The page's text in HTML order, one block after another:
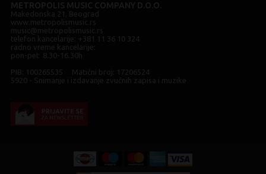
METROPOLIS MUSIC COMPANY D.O.O.
Makedonska 21, Beograd
www.metropolismusic.rs
music@metropolismusic.rs
telefon kancelarije:
+381 11 36 10 324
radno vreme kancelarije:
pon-pet 8.30-16.30h
PIB: 100265535 Matični broj: 17206524
5920 - Snimanje i izdavanje zvučnih zapisa i muzike